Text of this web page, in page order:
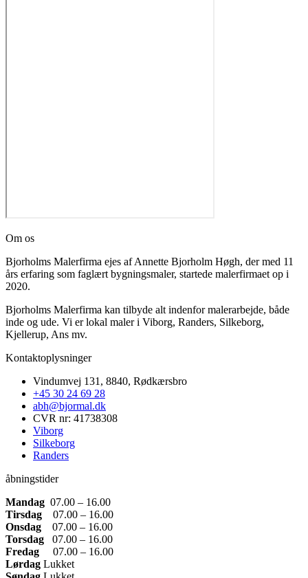
Om os
Bjorholms Malerfirma ejes af Annette Bjorholm Høgh, der med 11
års erfaring som faglært bygningsmaler, startede malerfirmaet op i
2020.
Bjorholms Malerfirma kan tilbyde alt indenfor malerarbejde, både
inde og ude. Vi er lokal maler i Viborg, Randers, Silkeborg,
Kjellerup, Ans mv.
Kontaktoplysninger​
Vindumvej 131, 8840, Rødkærsbro
+45 30 24 69 28
abh@bjormal.dk
CVR nr: 41738308
Viborg
Silkeborg
Randers
åbningstider
Mandag 07.00 – 16.00
Tirsdag 07.00 – 16.00
Onsdag 07.00 – 16.00
Torsdag 07.00 – 16.00
Fredag 07.00 – 16.00
Lørdag Lukket